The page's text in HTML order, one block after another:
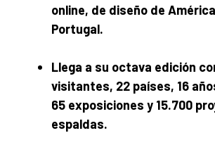
online, de diseño de
Portugal.
Llega a su octava edición
visitantes, 22 países, 16
65 exposiciones y 15.700
espaldas.